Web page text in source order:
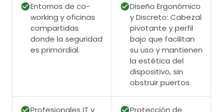
Entornos de co-
working y oficinas
compartidas
donde la seguridad
es primordial.
Diseño Ergonómico
y Discreto: Cabezal
pivotante y perfil
bajo que facilitan
su uso y mantienen
la estética del
dispositivo, sin
obstruir puertos.
Profesionales IT y
Protección de